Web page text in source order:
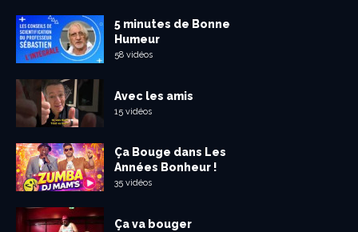
5 minutes de Bonne
Humeur
58 vidéos
Avec les amis
15 vidéos
Ça Bouge dans Les
Années Bonheur !
35 vidéos
Ça va bouger